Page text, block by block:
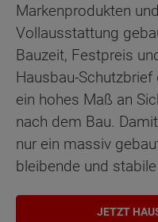
Markenprodukten
Vollausstattung
Bauzeit, Festpreis
Hausbau-Schutzbrief
ein hohes Maß an
nach dem Bau.
nur ein massiv
bleibende und
JETZT